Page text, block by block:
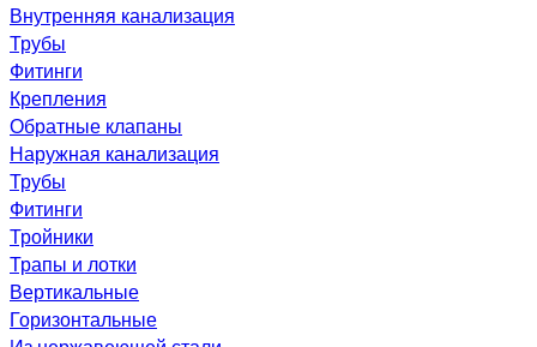
Внутренняя канализация
Трубы
Фитинги
Крепления
Обратные клапаны
Наружная канализация
Трубы
Фитинги
Тройники
Трапы и лотки
Вертикальные
Горизонтальные